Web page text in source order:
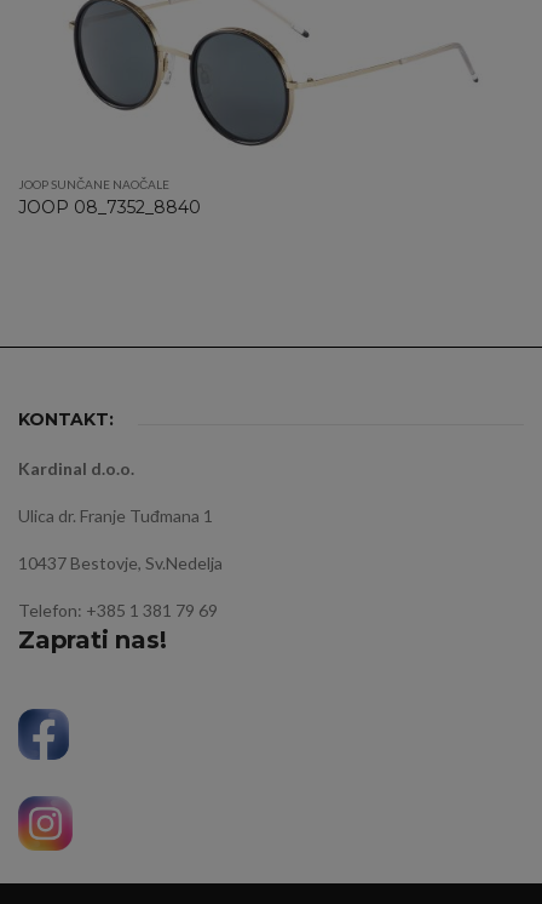
JOOP SUNČANE NAOČALE
JOOP 08_7352_8840
KONTAKT:
Kardinal d.o.o.
Ulica dr. Franje Tuđmana 1
10437 Bestovje, Sv.Nedelja
Telefon: +385 1 381 79 69
Zaprati nas!